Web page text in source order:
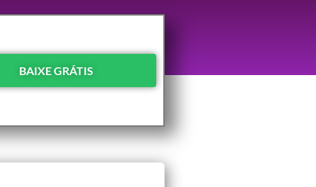
BAIXE GRÁTIS